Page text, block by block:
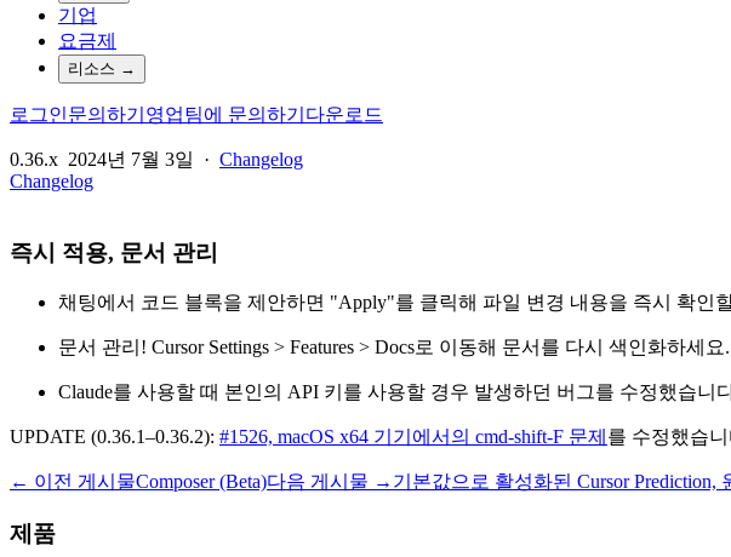
기업
요금제
리소스 →
로그인문의하기 영업팀에 문의하기 다운로드
0.36.x 2024년 7월 3일 · Changelog
Changelog
즉시 적용, 문서 관리
채팅에서 코드 블록을 제안하면 "Apply"를 클릭해 파일 변경 내용을 즉시 확인
문서 관리! Cursor Settings > Features > Docs로 이동해 문서를 다시 색인화하세요.
Claude를 사용할 때 본인의 API 키를 사용할 경우 발생하던 버그를 수정했습니
UPDATE (0.36.1–0.36.2): #1526, macOS x64 기기에서의 cmd-shift-F 문제 를 수정했습
← 이전 게시물Composer (Beta)다음 게시물 → 기본값으로 활성화된 Cursor Prediction,
제품